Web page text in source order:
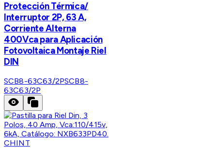
Protección Térmica/
Interruptor 2P, 63 A,
Corriente Alterna
400Vca para Aplicación
Fotovoltaica Montaje Riel
DIN
SCB8-63C63/2PSCB8-
63C63/2P
CHINT